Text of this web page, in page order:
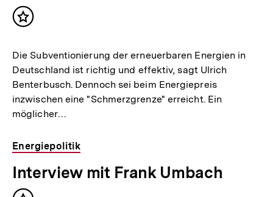
Inhalt
Die Subventionierung der erneuerbaren Energien in
Deutschland ist richtig und effektiv, sagt Ulrich
Benterbusch. Dennoch sei beim Energiepreis
inzwischen eine "Schmerzgrenze" erreicht. Ein
möglicher…
Energiepolitik
Interview mit Frank Umbach